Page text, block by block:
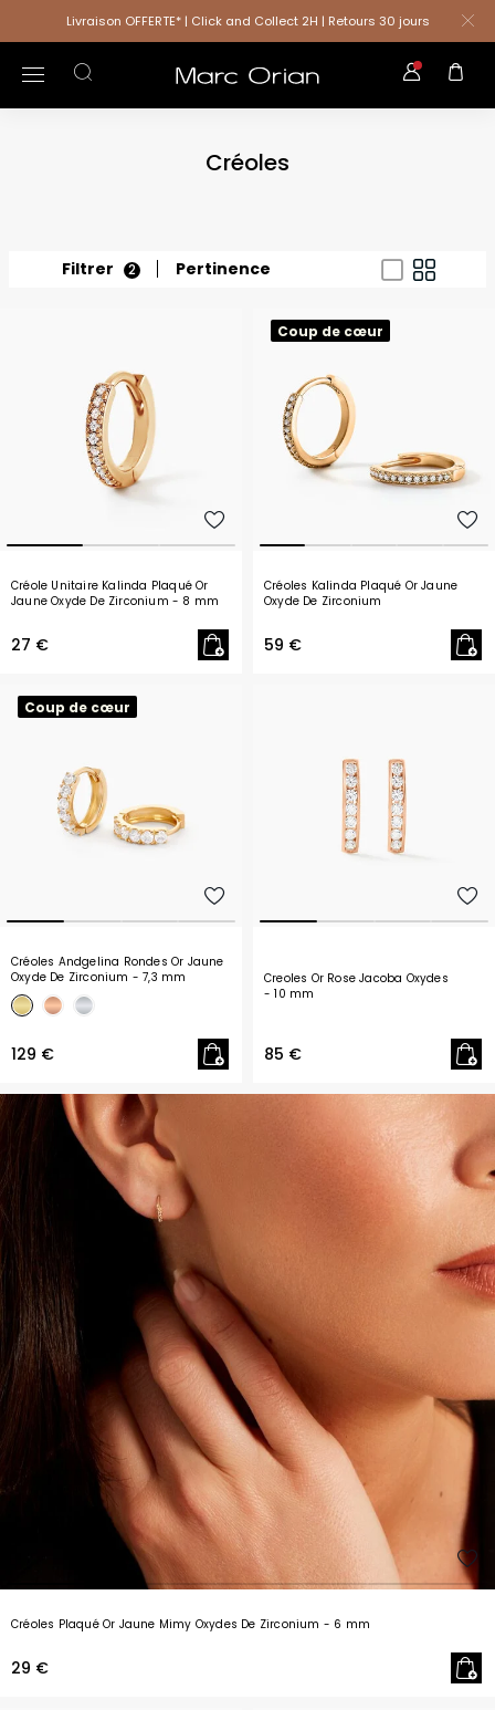
Livraison OFFERTE* | Click and Collect 2H | Retours 30 jours
Créoles
Filtrer 2 Pertinence
Créole Unitaire Kalinda Plaqué Or
Jaune Oxyde De Zirconium - 8 mm
27 €
Coup de cœur
Créoles Kalinda Plaqué Or Jaune
Oxyde De Zirconium
59 €
Coup de cœur
Créoles Andgelina Rondes Or Jaune
Oxyde De Zirconium - 7,3 mm
129 €
Creoles Or Rose Jacoba Oxydes
- 10 mm
85 €
Créoles Plaqué Or Jaune Mimy Oxydes De Zirconium - 6 mm
29 €